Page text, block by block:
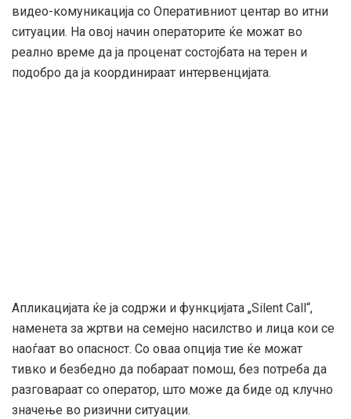
видео-комуникација со Оперативниот центар во итни
ситуации. На овој начин операторите ќе можат во
реално време да ја проценат состојбата на терен и
подобро да ја координираат интервенцијата.
Апликацијата ќе ја содржи и функцијата „Silent Call“,
наменета за жртви на семејно насилство и лица кои се
наоѓаат во опасност. Со оваа опција тие ќе можат
тивко и безбедно да побараат помош, без потреба да
разговараат со оператор, што може да биде од клучно
значење во ризични ситуации.